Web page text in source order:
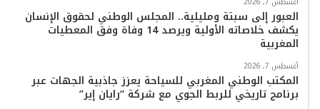
العبور إلى سبتة ومليلية.. المجلس الوطني لحقوق الإنسان
يكشف خلاصاته الأولية ويرصد 14 وفاة وفق المعطيات
المغربية
أغسطس 7, 2026
المكتب الوطني المغربي للسياحة يعزز جاذبية الجهات عبر
برنامج تاريخي للربط الجوي مع شركة “رايان إير”